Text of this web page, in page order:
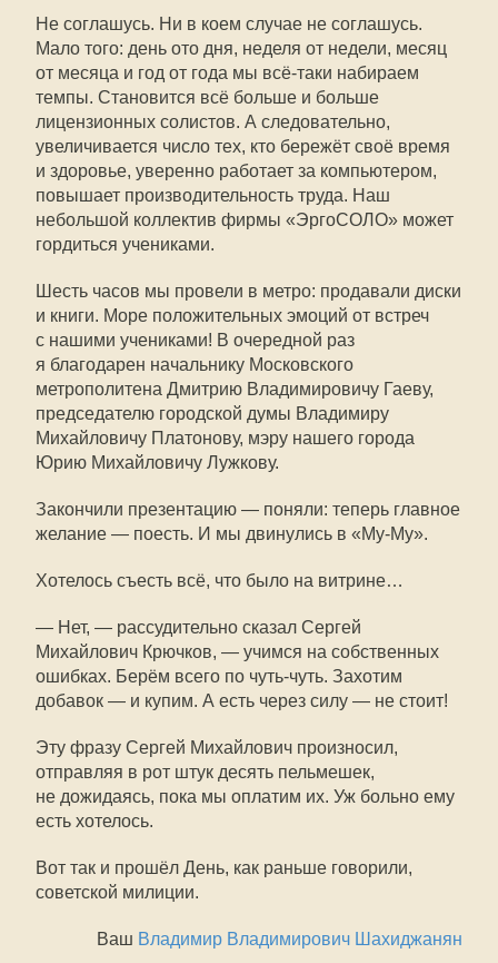
Не соглашусь. Ни в коем случае не соглашусь.
Мало того: день ото дня, неделя от недели, месяц
от месяца и год от года мы всё-таки набираем
темпы. Становится всё больше и больше
лицензионных солистов. А следовательно,
увеличивается число тех, кто бережёт своё время
и здоровье, уверенно работает за компьютером,
повышает производительность труда. Наш
небольшой коллектив фирмы «ЭргоСОЛО» может
гордиться учениками.
Шесть часов мы провели в метро: продавали диски
и книги. Море положительных эмоций от встреч
с нашими учениками! В очередной раз
я благодарен начальнику Московского
метрополитена Дмитрию Владимировичу Гаеву,
председателю городской думы Владимиру
Михайловичу Платонову, мэру нашего города
Юрию Михайловичу Лужкову.
Закончили презентацию — поняли: теперь главное
желание — поесть. И мы двинулись в «Му-Му».
Хотелось съесть всё, что было на витрине…
— Нет, — рассудительно сказал Сергей
Михайлович Крючков, — учимся на собственных
ошибках. Берём всего по чуть-чуть. Захотим
добавок — и купим. А есть через силу — не стоит!
Эту фразу Сергей Михайлович произносил,
отправляя в рот штук десять пельмешек,
не дожидаясь, пока мы оплатим их. Уж больно ему
есть хотелось.
Вот так и прошёл День, как раньше говорили,
советской милиции.
Ваш Владимир Владимирович Шахиджанян